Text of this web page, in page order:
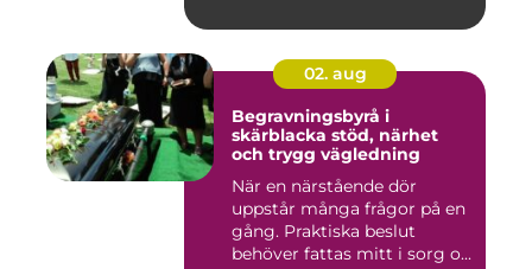
02. aug
Begravningsbyrå i
skärblacka stöd, närhet
och trygg vägledning
När en närstående dör
uppstår många frågor på en
gång. Praktiska beslut
behöver fattas mitt i sorg o...